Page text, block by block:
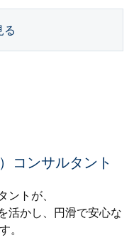
る
コンサルタント
トが、
活かし、円滑で安心な
。